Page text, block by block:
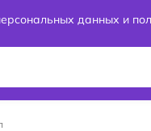
данных и